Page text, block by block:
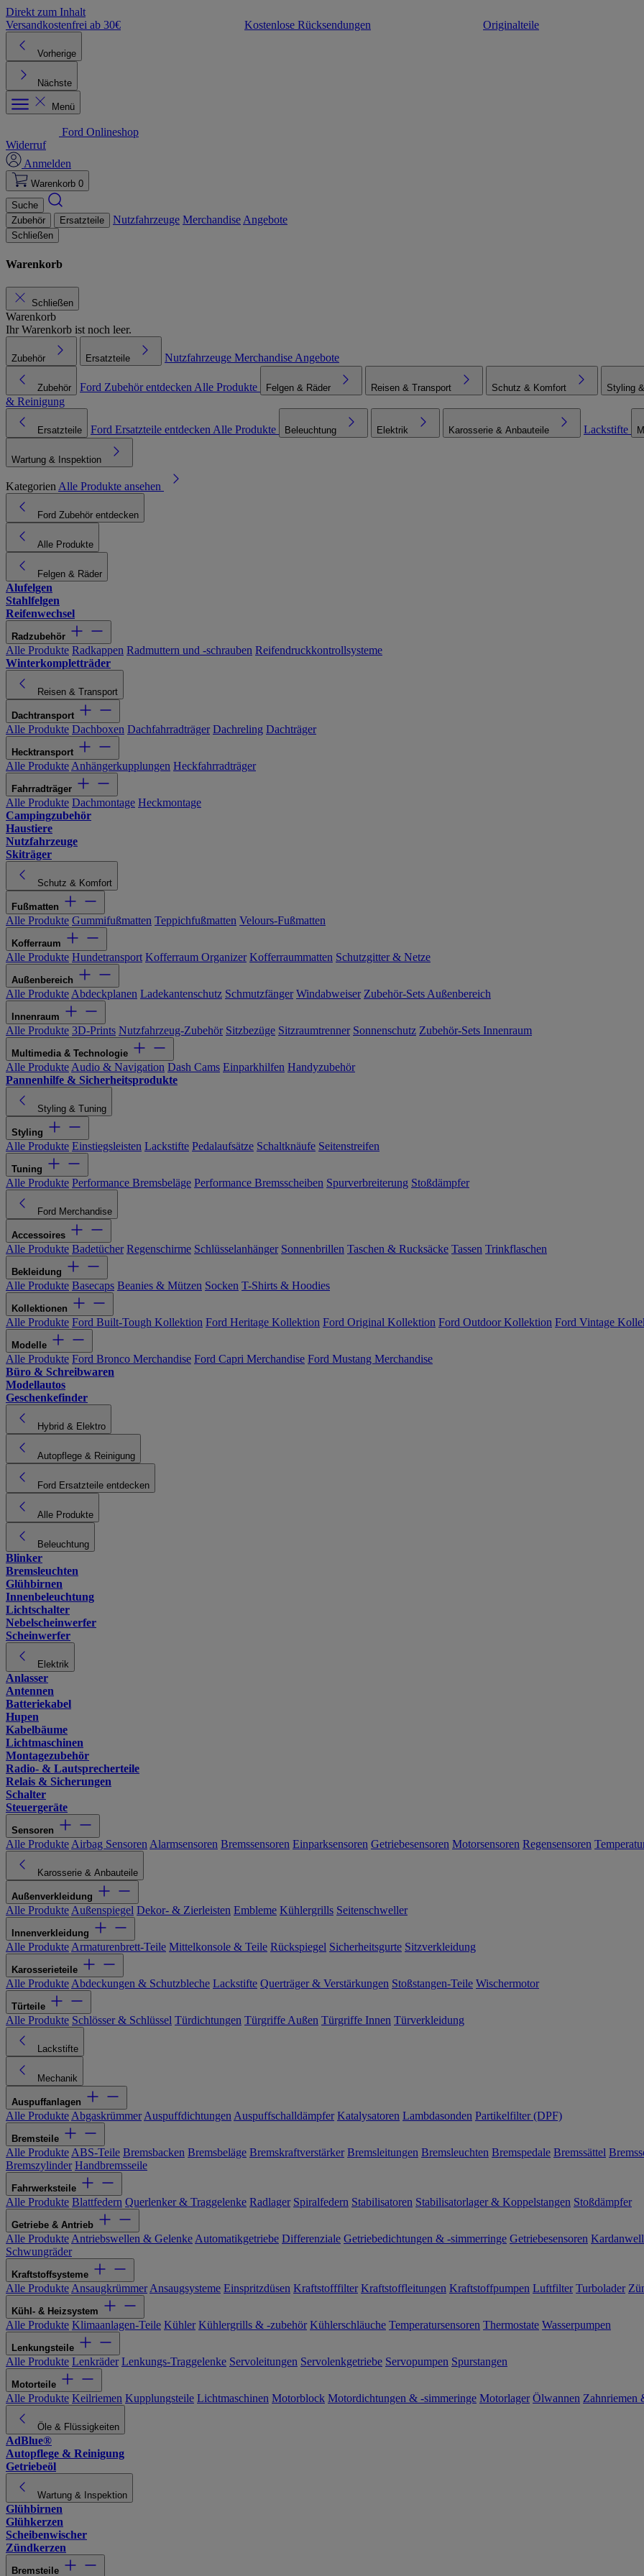
Direkt zum Inhalt
Versandkostenfrei ab 30€
Kostenlose Rücksendungen Originalteile
Vorherige
Nächste
Menü
Ford Onlineshop
Widerruf
Anmelden
Warenkorb 0
Suche
Zubehör
Ersatzteile Nutzfahrzeuge Merchandise Angebote
Schließen
Warenkorb
Schließen
Warenkorb
Ihr Warenkorb ist noch leer.
Zubehör Ersatzteile Nutzfahrzeuge Merchandise Angebote
Zubehör Ford Zubehör entdecken Alle Produkte Felgen & Räder Reisen & Transport Schutz & Komfort Styling
& Reinigung
Ersatzteile Ford Ersatzteile entdecken Alle Produkte Beleuchtung Elektrik Karosserie & Anbauteile Lackstifte
Wartung & Inspektion
Kategorien Alle Produkte ansehen
Ford Zubehör entdecken
Alle Produkte
Felgen & Räder
Alufelgen
Stahlfelgen
Reifenwechsel
Radzubehör
Alle Produkte Radkappen Radmuttern und -schrauben Reifendruckkontrollsysteme
Winterkompletträder
Reisen & Transport
Dachtransport
Alle Produkte Dachboxen Dachfahrradträger Dachreling Dachträger
Hecktransport
Alle Produkte Anhängerkupplungen Heckfahrradträger
Fahrradträger
Alle Produkte Dachmontage Heckmontage
Campingzubehör
Haustiere
Nutzfahrzeuge
Skiträger
Schutz & Komfort
Fußmatten
Alle Produkte Gummifußmatten Teppichfußmatten Velours-Fußmatten
Kofferraum
Alle Produkte Hundetransport Kofferraum Organizer Kofferraummatten Schutzgitter & Netze
Außenbereich
Alle Produkte Abdeckplanen Ladekantenschutz Schmutzfänger Windabweiser Zubehör-Sets Außenbereich
Innenraum
Alle Produkte 3D-Prints Nutzfahrzeug-Zubehör Sitzbezüge Sitzraumtrenner Sonnenschutz Zubehör-Sets Innenraum
Multimedia & Technologie
Alle Produkte Audio & Navigation Dash Cams Einparkhilfen Handyzubehör
Pannenhilfe & Sicherheitsprodukte
Styling & Tuning
Styling
Alle Produkte Einstiegsleisten Lackstifte Pedalaufsätze Schaltknäufe Seitenstreifen
Tuning
Alle Produkte Performance Bremsbeläge Performance Bremsscheiben Spurverbreiterung Stoßdämpfer
Ford Merchandise
Accessoires
Alle Produkte Badetücher Regenschirme Schlüsselanhänger Sonnenbrillen Taschen & Rucksäcke Tassen Trinkflaschen
Bekleidung
Alle Produkte Basecaps Beanies & Mützen Socken T-Shirts & Hoodies
Kollektionen
Alle Produkte Ford Built-Tough Kollektion Ford Heritage Kollektion Ford Original Kollektion Ford Outdoor Kollektion Ford Vintage
Modelle
Alle Produkte Ford Bronco Merchandise Ford Capri Merchandise Ford Mustang Merchandise
Büro & Schreibwaren
Modellautos
Geschenkefinder
Hybrid & Elektro
Autopflege & Reinigung
Ford Ersatzteile entdecken
Alle Produkte
Beleuchtung
Blinker
Bremsleuchten
Glühbirnen
Innenbeleuchtung
Lichtschalter
Nebelscheinwerfer
Scheinwerfer
Elektrik
Anlasser
Antennen
Batteriekabel
Hupen
Kabelbäume
Lichtmaschinen
Montagezubehör
Radio- & Lautsprecherteile
Relais & Sicherungen
Schalter
Steuergeräte
Sensoren
Alle Produkte Airbag Sensoren Alarmsensoren Bremssensoren Einparksensoren Getriebesensoren Motorsensoren Regensensoren
Karosserie & Anbauteile
Außenverkleidung
Alle Produkte Außenspiegel Dekor- & Zierleisten Embleme Kühlergrills Seitenschweller
Innenverkleidung
Alle Produkte Armaturenbrett-Teile Mittelkonsole & Teile Rückspiegel Sicherheitsgurte Sitzverkleidung
Karosserieteile
Alle Produkte Abdeckungen & Schutzbleche Lackstifte Querträger & Verstärkungen Stoßstangen-Teile Wischermotor
Türteile
Alle Produkte Schlösser & Schlüssel Türdichtungen Türgriffe Außen Türgriffe Innen Türverkleidung
Lackstifte
Mechanik
Auspuffanlagen
Alle Produkte Abgaskrümmer Auspuffdichtungen Auspuffschalldämpfer Katalysatoren Lambdasonden Partikelfilter (DPF)
Bremsteile
Alle Produkte ABS-Teile Bremsbacken Bremsbeläge Bremskraftverstärker Bremsleitungen Bremsleuchten Bremspedale Bremssättel
Bremszylinder Handbremsseile
Fahrwerksteile
Alle Produkte Blattfedern Querlenker & Traggelenke Radlager Spiralfedern Stabilisatoren Stabilisatorlager & Koppelstangen Stoßdämpfer
Getriebe & Antrieb
Alle Produkte Antriebswellen & Gelenke Automatikgetriebe Differenziale Getriebedichtungen & -simmerringe Getriebesensoren
Schwungräder
Kraftstoffsysteme
Alle Produkte Ansaugkrümmer Ansaugsysteme Einspritzdüsen Kraftstofffilter Kraftstoffleitungen Kraftstoffpumpen Luftfilter Turbolader
Kühl- & Heizsystem
Alle Produkte Klimaanlagen-Teile Kühler Kühlergrills & -zubehör Kühlerschläuche Temperatursensoren Thermostate Wasserpumpen
Lenkungsteile
Alle Produkte Lenkräder Lenkungs-Traggelenke Servoleitungen Servolenkgetriebe Servopumpen Spurstangen
Motorteile
Alle Produkte Keilriemen Kupplungsteile Lichtmaschinen Motorblock Motordichtungen & -simmeringe Motorlager Ölwannen Zahnriemen
Öle & Flüssigkeiten
AdBlue®
Autopflege & Reinigung
Getriebeöl
Wartung & Inspektion
Glühbirnen
Glühkerzen
Scheibenwischer
Zündkerzen
Bremsteile